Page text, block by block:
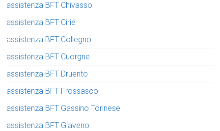
assistenza BFT Chivasso
assistenza BFT Cirié
assistenza BFT Collegno
assistenza BFT Cuorgne
assistenza BFT Druento
assistenza BFT Frossasco
assistenza BFT Gassino Torinese
assistenza BFT Giaveno